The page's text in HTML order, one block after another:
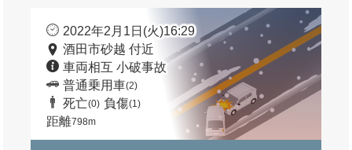
2022年2月1日(火)16:29
酒田市砂越 付近
車両相互 小破事故
普通乗用車(2)
死亡(0) 負傷(1)
距離798m